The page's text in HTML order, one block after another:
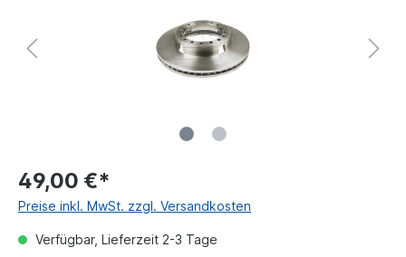
49,00 €*
Preise inkl. MwSt. zzgl. Versandkosten
Verfügbar, Lieferzeit 2-3 Tage